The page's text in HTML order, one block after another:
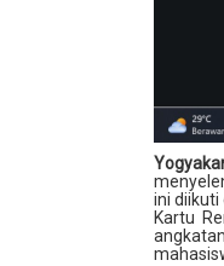
ini diikuti
Kartu